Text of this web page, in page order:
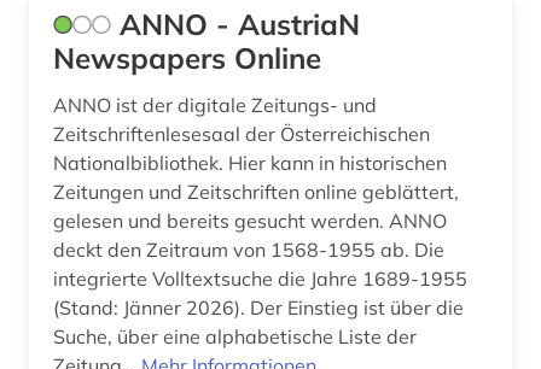
exponat (1)
fachportal (1)
fachsprache (1)
fachverband (1)
feinkeramik (1)
fernsehen (1)
film (1)
ANNO - AustriaN
Newspapers Online
ANNO ist der digitale Zeitungs- und
Zeitschriftenlesesaal der Österreichischen
Nationalbibliothek. Hier kann in historischen
Zeitungen und Zeitschriften online geblättert,
gelesen und bereits gesucht werden. ANNO
deckt den Zeitraum von 1568-1955 ab. Die
integrierte Volltextsuche die Jahre 1689-1955
(Stand: Jänner 2026). Der Einstieg ist über die
Suche, über eine alphabetische Liste der